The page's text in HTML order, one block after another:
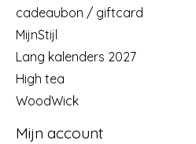
cadeaubon / giftcard
MijnStijl
Lang kalenders 2027
High tea
WoodWick
Mijn account